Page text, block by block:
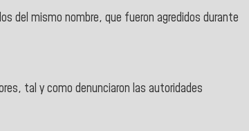
del mismo nombre, que fueron agredidos durante
tal y como denunciaron las autoridades